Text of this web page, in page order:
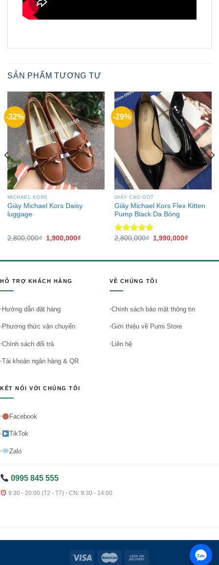
SẢN PHẨM TƯƠNG TỰ
-32%
MICHAEL KORS
Giày Michael Kors Daisy
luggage
2,800,000₫ 1,900,000₫
-29%
GIÀY CAO GÓT
Giày Michael Kors Flex Kitten
Pump Black Da Bóng
Được xếp
2,800,000₫ 1,990,000₫
HỖ TRỢ KHÁCH HÀNG
Hướng dẫn đặt hàng
Phương thức vận chuyển
Chính sách đổi trả
Tài khoản ngân hàng & QR
VỀ CHÚNG TÔI
Chính sách bảo mật thông tin
Giới thiệu về Pumi Store
Liên hệ
KẾT NỐI VỚI CHÚNG TÔI
Facebook
TikTok
Zalo
0995 845 555
9:30 - 20:00 (T2 - T7) - CN: 9:30 - 14:00
Zalo